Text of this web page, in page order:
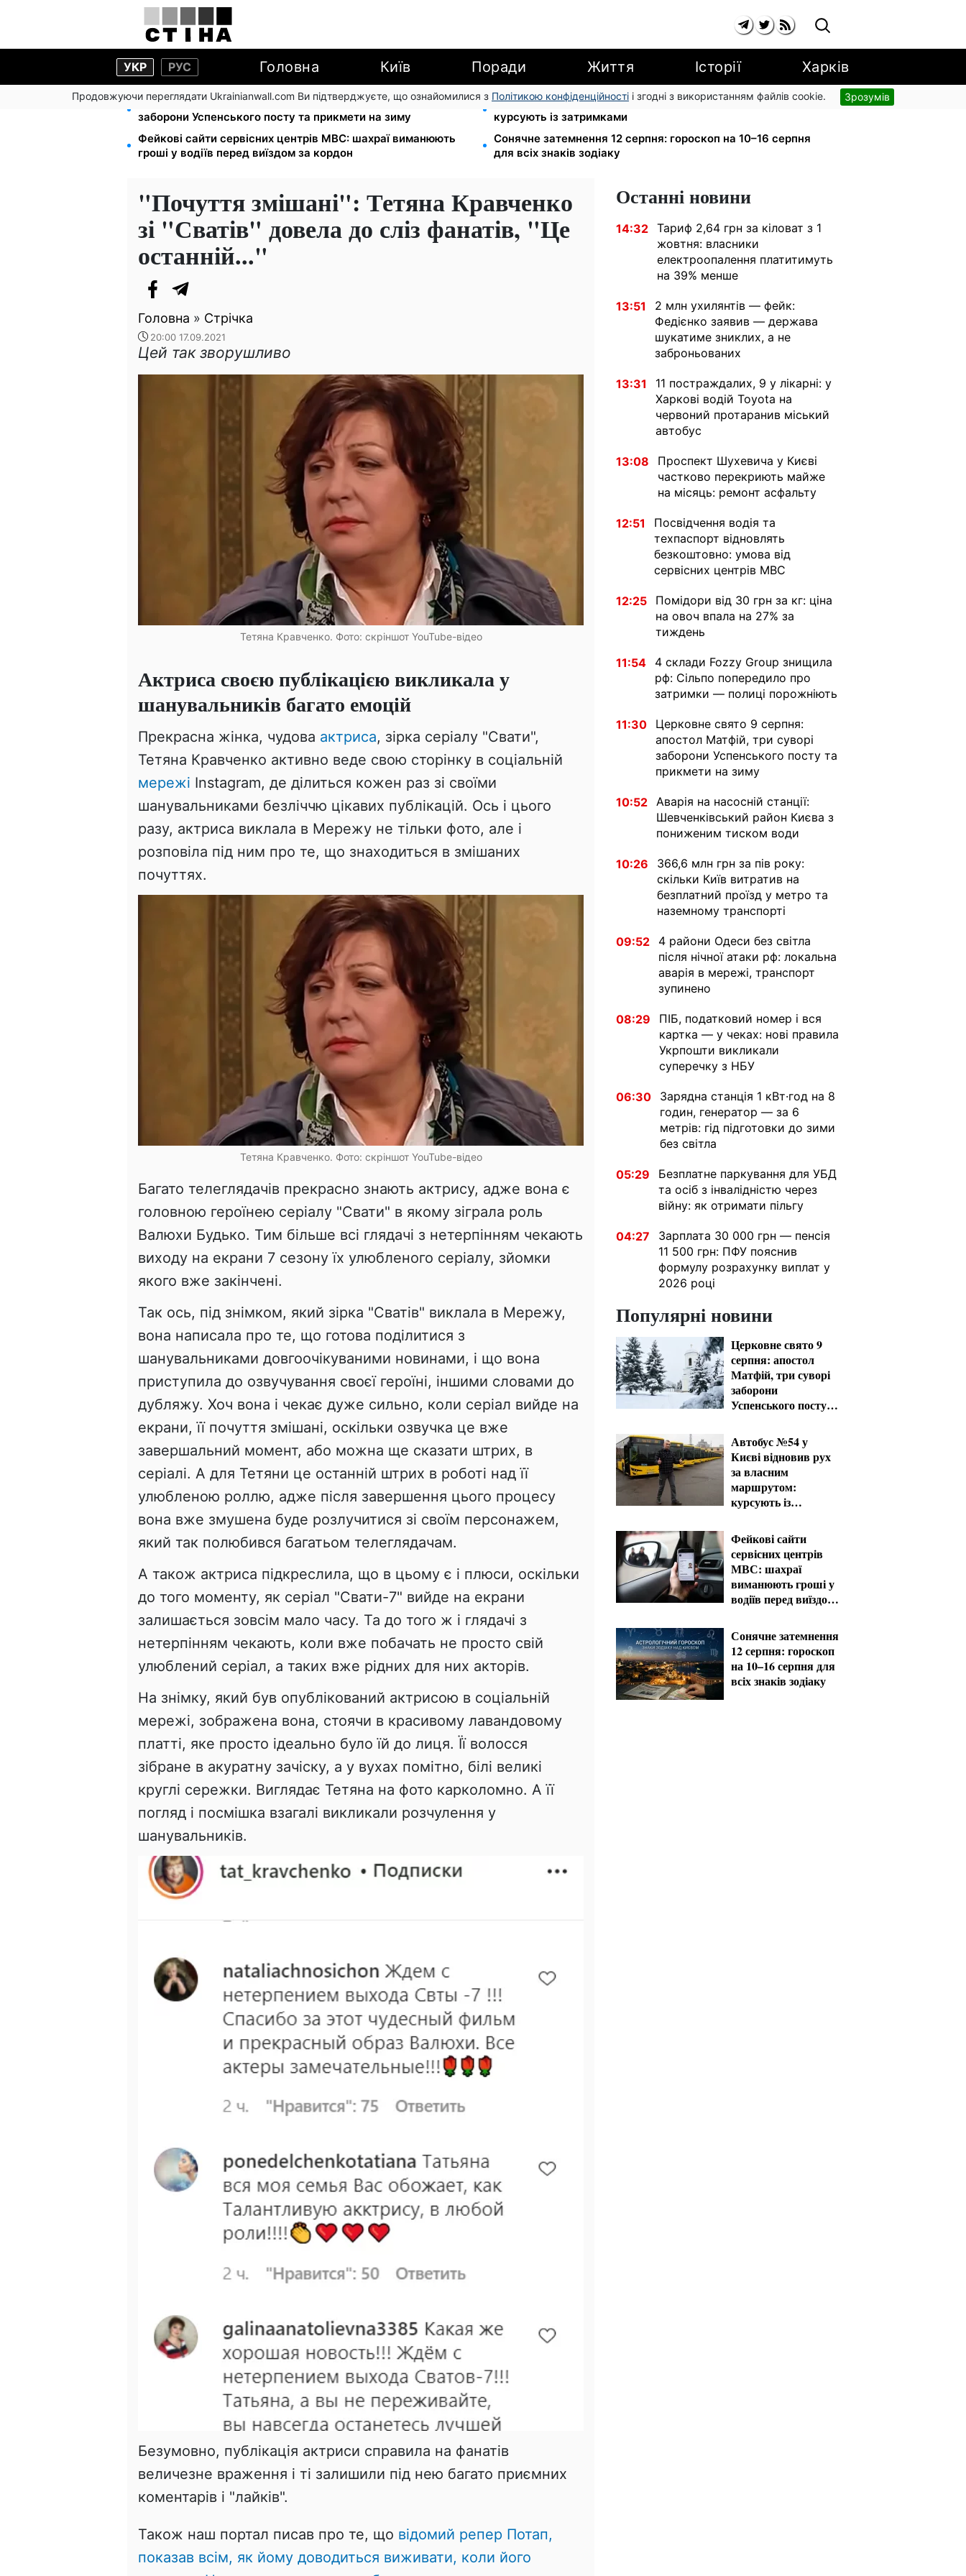
УКР РУС Головна Київ Поради Життя Історії Харків
Продовжуючи переглядати Ukrainianwall.com Ви підтверджуєте, що ознайомилися з Політикою конфіденційності і згодні з використанням файлів cookie. Зрозумів
Церковне свято 9 серпня: апостол Матфій, три суворі
заборони Успенського посту та прикмети на зиму
Автобус №54 у Києві відновив рух за власним маршрутом:
курсують із затримками
Фейкові сайти сервісних центрів МВС: шахраї виманюють
гроші у водіїв перед виїздом за кордон
Сонячне затемнення 12 серпня: гороскоп на 10–16 серпня
для всіх знаків зодіаку
"Почуття змішані": Тетяна Кравченко
зі "Сватів" довела до сліз фанатів, "Це
останній..."
Головна » Стрічка
20:00 17.09.2021
Цей так зворушливо
Тетяна Кравченко. Фото: скріншот YouTube-відео
Актриса своєю публікацією викликала у
шанувальників багато емоцій
Прекрасна жінка, чудова актриса, зірка серіалу "Свати",
Тетяна Кравченко активно веде свою сторінку в соціальній
мережі Instagram, де ділиться кожен раз зі своїми
шанувальниками безліччю цікавих публікацій. Ось і цього
разу, актриса виклала в Мережу не тільки фото, але і
розповіла під ним про те, що знаходиться в змішаних
почуттях.
Тетяна Кравченко. Фото: скріншот YouTube-відео
Багато телеглядачів прекрасно знають актрису, адже вона є
головною героїнею серіалу "Свати" в якому зіграла роль
Валюхи Будько. Тим більше всі глядачі з нетерпінням чекають
виходу на екрани 7 сезону їх улюбленого серіалу, зйомки
якого вже закінчені.
Так ось, під знімком, який зірка "Сватів" виклала в Мережу,
вона написала про те, що готова поділитися з
шанувальниками довгоочікуваними новинами, і що вона
приступила до озвучування своєї героїні, іншими словами до
дубляжу. Хоч вона і чекає дуже сильно, коли серіал вийде на
екрани, її почуття змішані, оскільки озвучка це вже
завершальний момент, або можна ще сказати штрих, в
серіалі. А для Тетяни це останній штрих в роботі над її
улюбленою роллю, адже після завершення цього процесу
вона вже змушена буде розлучитися зі своїм персонажем,
який так полюбився багатьом телеглядачам.
А також актриса підкреслила, що в цьому є і плюси, оскільки
до того моменту, як серіал "Свати-7" вийде на екрани
залишається зовсім мало часу. Та до того ж і глядачі з
нетерпінням чекають, коли вже побачать не просто свій
улюблений серіал, а таких вже рідних для них акторів.
На знімку, який був опублікований актрисою в соціальній
мережі, зображена вона, стоячи в красивому лавандовому
платті, яке просто ідеально було їй до лиця. Її волосся
зібране в акуратну зачіску, а у вухах помітно, білі великі
круглі сережки. Виглядає Тетяна на фото карколомно. А її
погляд і посмішка взагалі викликали розчулення у
шанувальників.
Безумовно, публікація актриси справила на фанатів
величезне враження і ті залишили під нею багато приємних
коментарів і "лайків".
Також наш портал писав про те, що відомий репер Потап,
показав всім, як йому доводиться виживати, коли його
Останні новини
14:32 Тариф 2,64 грн за кіловат з 1
жовтня: власники
електроопалення платитимуть
на 39% менше
13:51
2 млн ухилянтів — фейк:
Федієнко заявив — держава
шукатиме зниклих, а не
заброньованих
13:31
11 постраждалих, 9 у лікарні: у
Харкові водій Toyota на
червоний протаранив міський
автобус
13:08
Проспект Шухевича у Києві
частково перекриють майже
на місяць: ремонт асфальту
12:51
Посвідчення водія та
техпаспорт відновлять
безкоштовно: умова від
сервісних центрів МВС
12:25
Помідори від 30 грн за кг: ціна
на овоч впала на 27% за
тиждень
11:54
4 склади Fozzy Group знищила
рф: Сільпо попередило про
затримки — полиці порожніють
11:30
Церковне свято 9 серпня:
апостол Матфій, три суворі
заборони Успенського посту та
прикмети на зиму
10:52 Аварія на насосній станції:
Шевченківський район Києва з
пониженим тиском води
10:26
366,6 млн грн за пів року:
скільки Київ витратив на
безплатний проїзд у метро та
наземному транспорті
09:52
4 райони Одеси без світла
після нічної атаки рф: локальна
аварія в мережі, транспорт
зупинено
08:29
ПІБ, податковий номер і вся
картка — у чеках: нові правила
Укрпошти викликали
суперечку з НБУ
06:30
Зарядна станція 1 кВт·год на 8
годин, генератор — за 6
метрів: гід підготовки до зими
без світла
05:29
Безплатне паркування для УБД
та осіб з інвалідністю через
війну: як отримати пільгу
04:27
Зарплата 30 000 грн — пенсія
11 500 грн: ПФУ пояснив
формулу розрахунку виплат у
2026 році
Популярні новини
Церковне свято 9
серпня: апостол
Матфій, три суворі
заборони
Успенського посту
Автобус №54 у
Києві відновив рух
за власним
маршрутом:
курсують із
Фейкові сайти
сервісних центрів
МВС: шахраї
виманюють гроші у
водіїв перед виїздом
Сонячне затемнення
12 серпня: гороскоп
на 10–16 серпня для
всіх знаків зодіаку